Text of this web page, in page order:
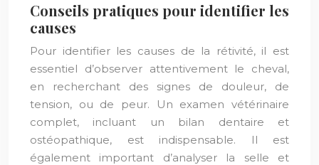
Conseils pratiques pour identifier les
causes
Pour identifier les causes de la rétivité, il est
essentiel d’observer attentivement le cheval,
en recherchant des signes de douleur, de
tension, ou de peur. Un examen vétérinaire
complet, incluant un bilan dentaire et
ostéopathique, est indispensable. Il est
également important d’analyser la selle et